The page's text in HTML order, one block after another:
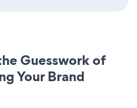
Guesswork of
Your Brand